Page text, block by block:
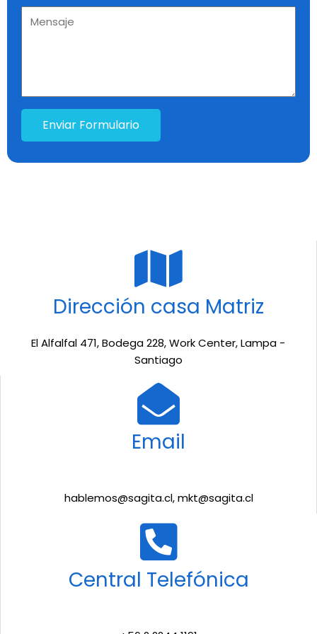
Enviar Formulario
Dirección casa Matriz
El Alfalfal 471, Bodega 228, Work Center, Lampa -
Santiago
Email
hablemos@sagita.cl, mkt@sagita.cl
Central Telefónica